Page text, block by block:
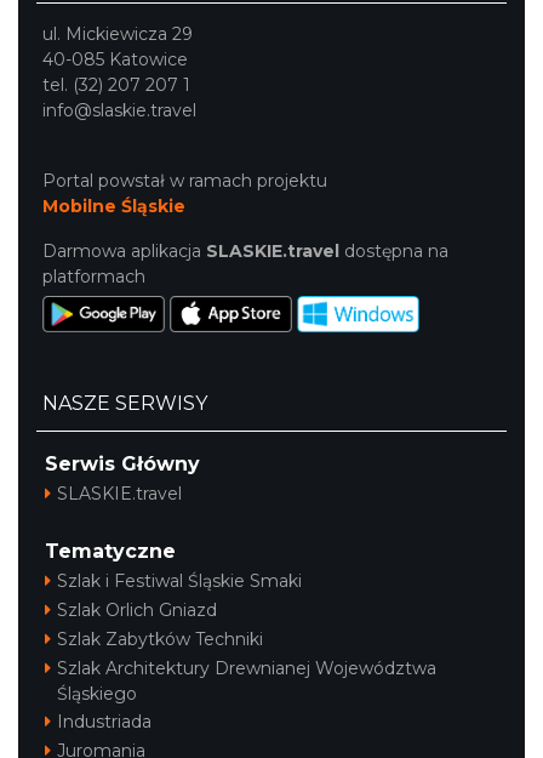
ul. Mickiewicza 29
40-085 Katowice
tel. (32) 207 207 1
info@slaskie.travel
Portal powstał w ramach projektu
Mobilne Śląskie
Darmowa aplikacja SLASKIE.travel dostępna na
platformach
NASZE SERWISY
Serwis Główny
SLASKIE.travel
Tematyczne
Szlak i Festiwal Śląskie Smaki
Szlak Orlich Gniazd
Szlak Zabytków Techniki
Szlak Architektury Drewnianej Województwa
Śląskiego
Industriada
Juromania